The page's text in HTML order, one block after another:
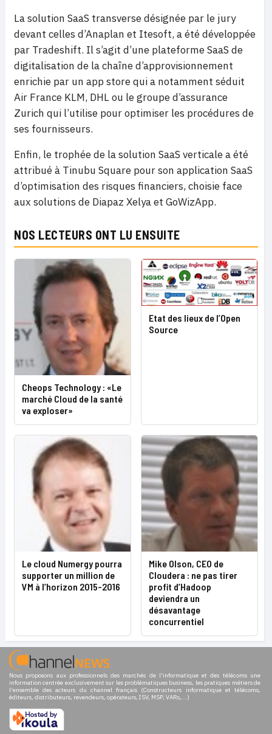
La solution SaaS transverse désignée par le jury
devant celles d’Anaplan et Itesoft, a été développée
par Tradeshift. Il s’agit d’une plateforme SaaS de
digitalisation de la chaîne d’approvisionnement
enrichie par un app store qui a notamment séduit
Air France KLM, DHL ou le groupe d’assurance
Zurich qui l’utilise pour optimiser les procédures de
ses fournisseurs.
Enfin, le trophée de la solution SaaS verticale a été
attribué à Tinubu Square pour son application SaaS
d’optimisation des risques financiers, choisie face
aux solutions de Diapaz Xelya et GoWizApp.
NOS LECTEURS ONT LU ENSUITE
Cheops Technology : «Le
marché Cloud de la santé
va exploser»
Etat des lieux de l’Open
Source
Le cloud Numergy pourra
supporter un million de
VM à l’horizon 2015-2016
Mike Olson, CEO de
Cloudera : ne pas tirer
profit d’Hadoop
deviendra un
désavantage
concurrentiel
Nous proposons aux professionnels des marchés de l'informatique et des télécoms une
information centrée exclusivement sur les problématiques business, les pratiques métiers de
l'ensemble des acteurs du channel français (Constructeurs informatique et télécoms,
éditeurs, distributeurs, revendeurs, opérateurs, ISV, MSP, VARs,...)